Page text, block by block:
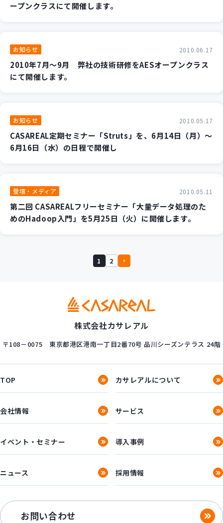
ープンクラスにて開催します。
お知らせ 2010.06.17
2010年7月～9月 弊社の技術研修をAESオープンクラス
にて開催します。
お知らせ 2010.05.17
CASAREAL定期セミナー「Struts」を、6月14日（月）～
6月16日（水）の日程で開催し
登壇・メディア 2010.05.11
第二回 CASAREALフリーセミナー「大量データ処理のた
めのHadoop入門」を5月25日（火）に開催します。
1 2
株式会社カサレアル
〒108－0075 東京都港区港南一丁目2番70号 品川シーズンテラス 24階
TOP カサレアルについて
会社情報 サービス
イベント・セミナー 導入事例
ニュース 採用情報
お問い合わせ